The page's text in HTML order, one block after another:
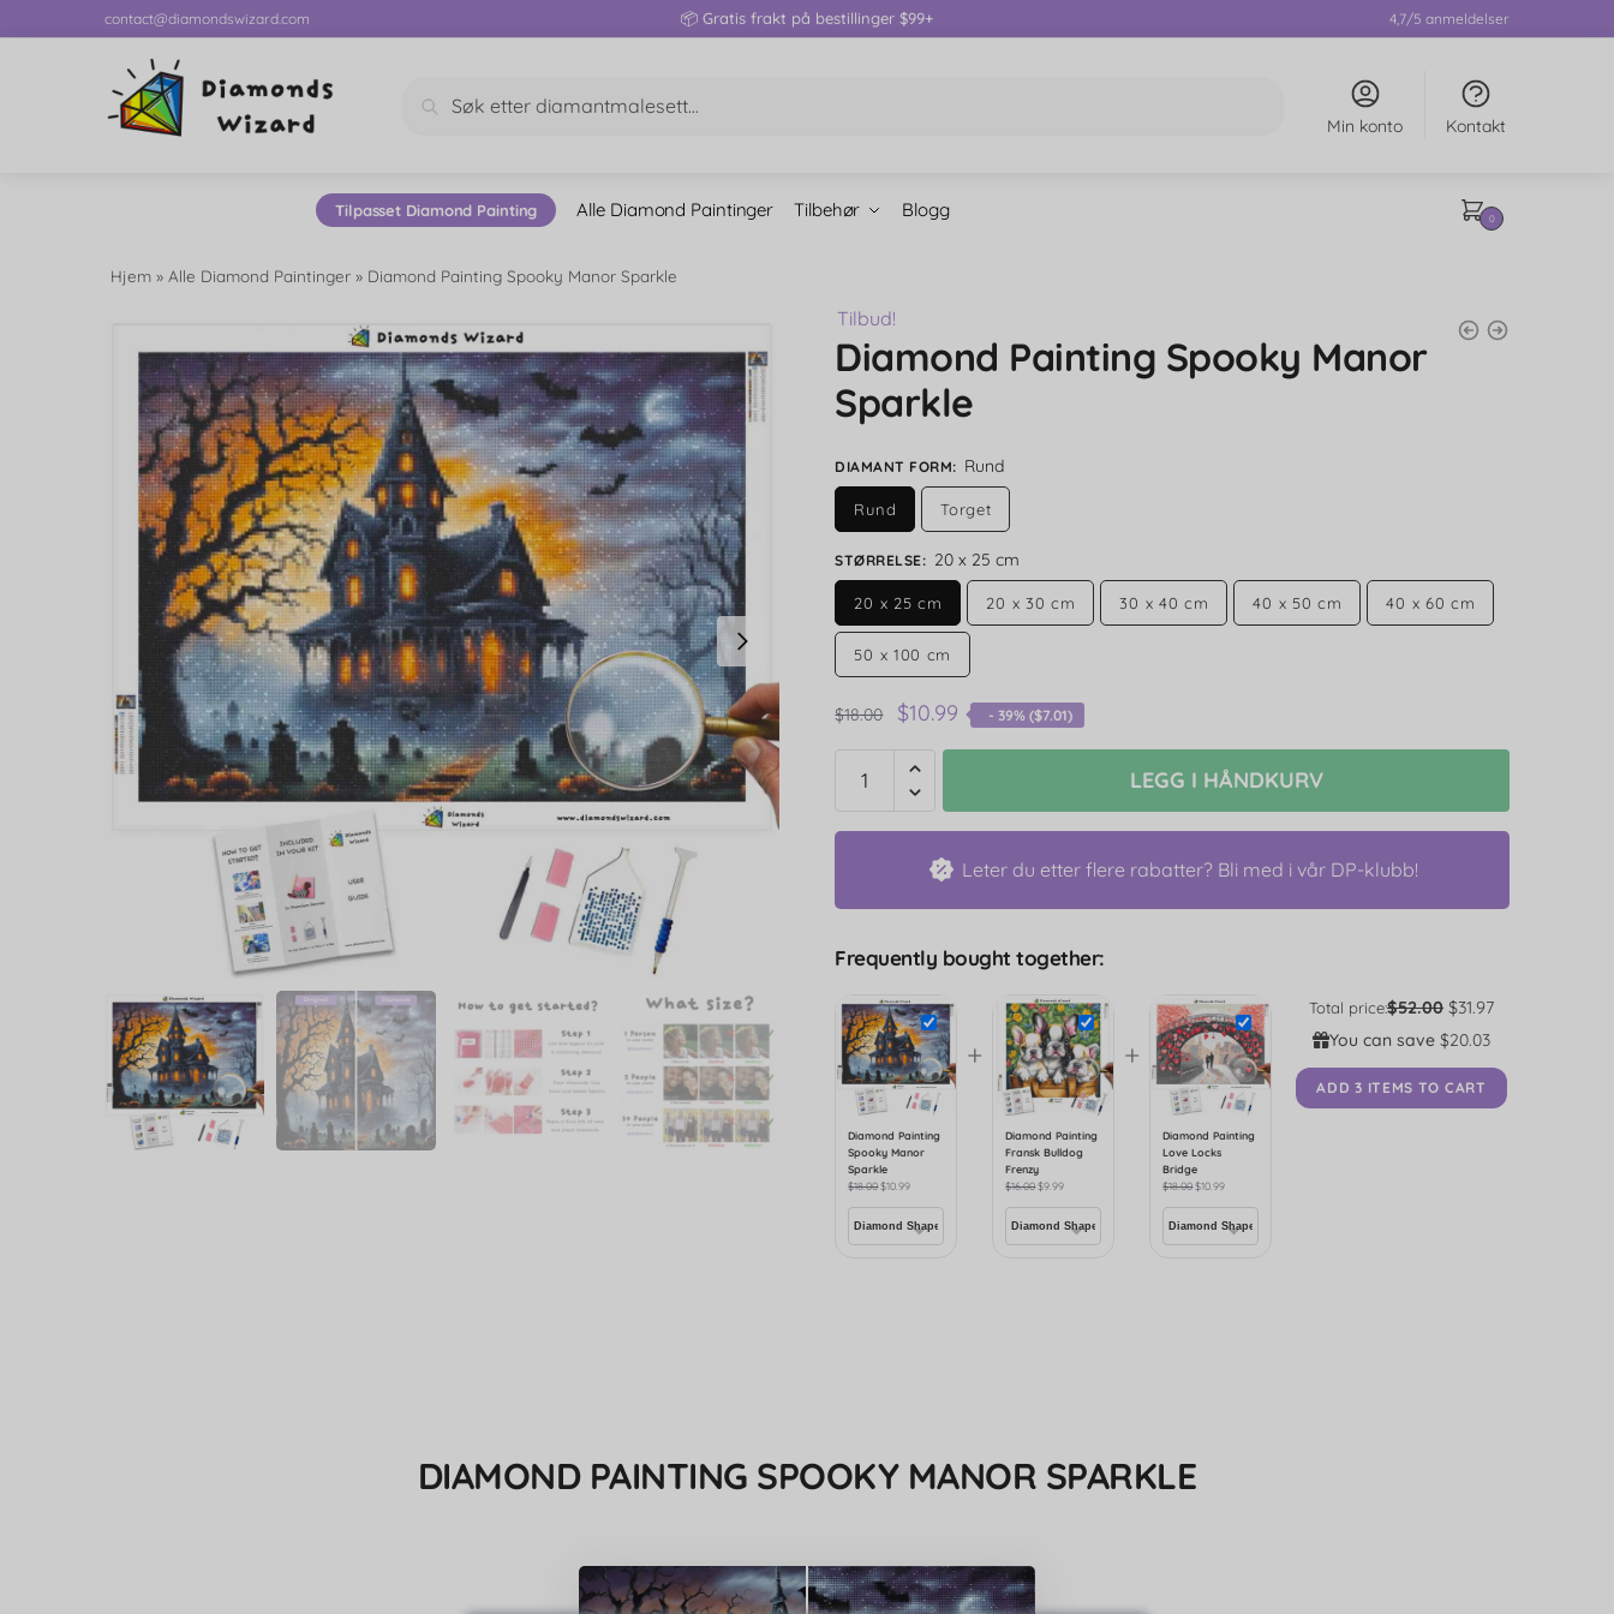
contact@diamondswizard.com 📦 Gratis frakt på bestillinger $99+ 4,7/5 anmeldelser
Søk
Min konto Kontakt
Tilpasset Diamond Painting Alle Diamond Paintinger Tilbehør Blogg 0
Hjem »Alle Diamond Paintinger » Diamond Painting Spooky Manor Sparkle
Tilbud!
Diamond Painting Spooky Manor
Sparkle
DIAMANT FORM: Rund
Rund Torget
STØRRELSE: 20 x 25 cm
20 x 25 cm 20 x 30 cm 30 x 40 cm 40 x 50 cm 40 x 60 cm
50 x 100 cm
$18.00 $10.99 - 39% ($7.01)
LEGG I HÅNDKURV
Leter du etter flere rabatter? Bli med i vår DP-klubb!
Frequently bought together:
Diamond Painting
Spooky Manor
Sparkle
$18.00$10.99
+
Diamond Painting
Fransk Bulldog
Frenzy
$16.00$9.99
+
Diamond Painting
Love Locks
Bridge
$18.00$10.99
Total price:$52.00 $31.97
You can save$20.03
ADD 3 ITEMS TO CART
DIAMOND PAINTING SPOOKY MANOR SPARKLE